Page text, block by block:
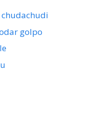
golpo